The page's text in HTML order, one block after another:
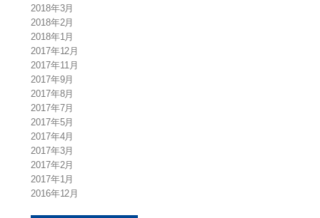
2018年3月
2018年2月
2018年1月
2017年12月
2017年11月
2017年9月
2017年8月
2017年7月
2017年5月
2017年4月
2017年3月
2017年2月
2017年1月
2016年12月